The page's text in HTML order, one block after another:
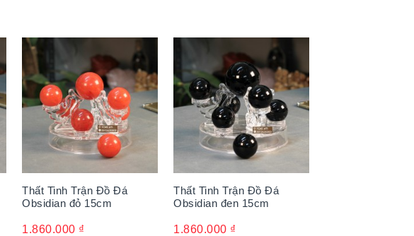
và hóa giải sát khí. Do vậy rất thích hợp dùng cho những
Thất Tinh Trận Đồ Đá
Obsidian đỏ 15cm
1.860.000 ₫
Thất Tinh Trận Đồ Đá
Obsidian đen 15cm
1.860.000 ₫